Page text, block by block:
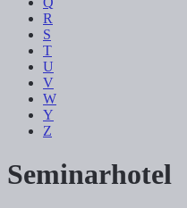
R
S
T
U
V
W
Y
Z
Seminarhotel